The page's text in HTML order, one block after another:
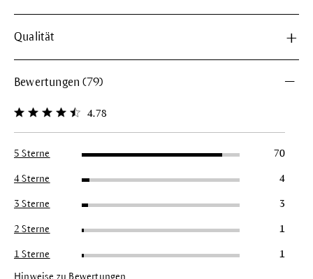
Qualität
Bewertungen (79)
Durchschnittliche Bewertung von 4.7 von 5 Sternen
4.78
5 Sterne 70
4 Sterne 4
3 Sterne 3
2 Sterne 1
1 Sterne 1
Hinweise zu Bewertungen